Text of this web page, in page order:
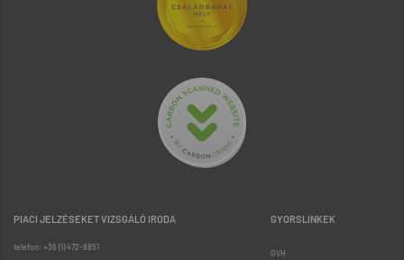
PIACI JELZÉSEKET VIZSGÁLÓ IRODA
telefon: +36 (1) 472-8851
GYORSLINKEK
GVH